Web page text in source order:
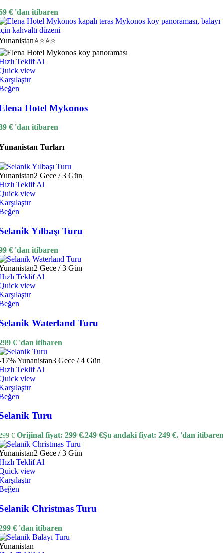
€ 'dan itibaren
⭐⭐⭐⭐
Teklif Al
view
Hotel Mykonos
€ 'dan itibaren
Turları
2 Gece / 3 Gün
Teklif Al
view
Yılbaşı Turu
€ 'dan itibaren
2 Gece / 3 Gün
Teklif Al
view
Waterland Turu
€ 'dan itibaren
17%Yunanistan3 Gece / 4 Gün
Teklif Al
view
Turu
€ Orijinal fiyat: 299 €.249 €Şu andaki fiyat: 249 €. 'dan itibaren
2 Gece / 3 Gün
Teklif Al
view
Christmas Turu
€ 'dan itibaren